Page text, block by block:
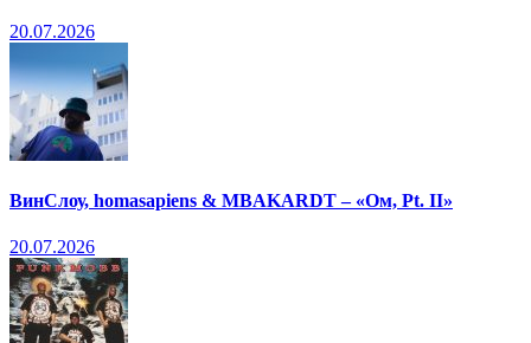
20.07.2026
ВинСлоу, homasapiens & MBAKARDT – «Ом, Pt. II»
20.07.2026